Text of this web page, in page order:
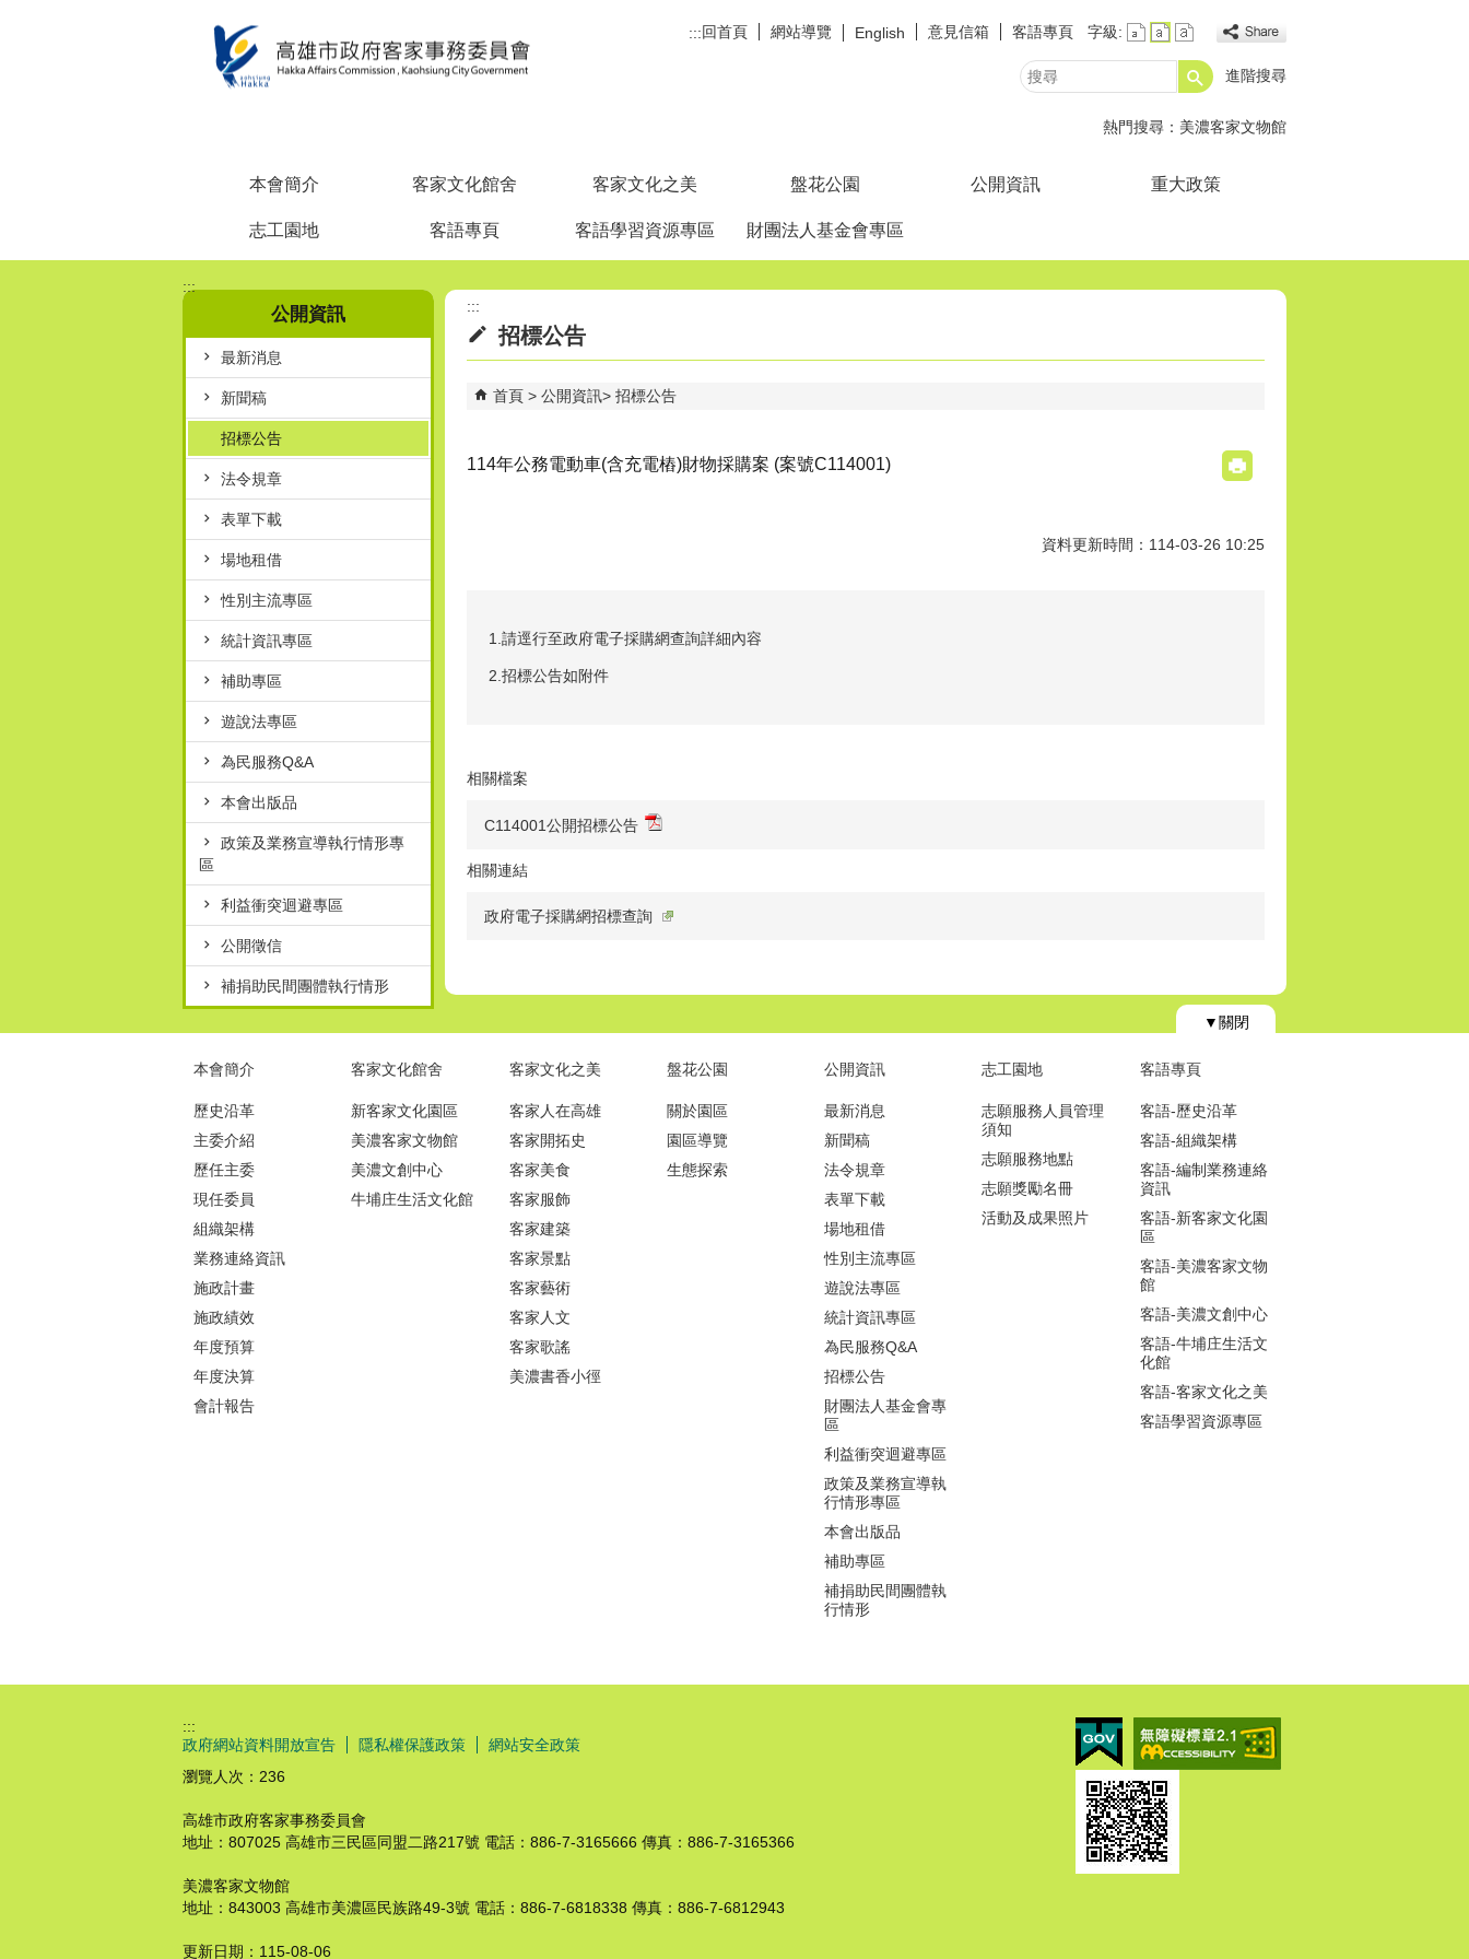
:::回首頁 網站導覽 English 意見信箱 客語專頁 字級:
搜
進階搜尋
熱門搜尋： 美濃客家文物館
本會簡介 客家文化館舍 客家文化之美 盤花公園 公開資訊 重大政策
志工園地 客語專頁 客語學習資源專區 財團法人基金會專區
:::
公開資訊
最新消息
新聞稿
招標公告
法令規章
表單下載
場地租借
性別主流專區
統計資訊專區
補助專區
遊說法專區
為民服務Q&A
本會出版品
政策及業務宣導執行情形專
區
利益衝突迴避專區
公開徵信
補捐助民間團體執行情形
:::
招標公告
首頁 公開資訊 招標公告
114年公務電動車(含充電樁)財物採購案 (案號C114001)
資料更新時間：114-03-26 10:25
1.請逕行至政府電子採購網查詢詳細內容
2.招標公告如附件
相關檔案
C114001公開招標公告
相關連結
政府電子採購網招標查詢
▼關閉
本會簡介
歷史沿革
主委介紹
歷任主委
現任委員
組織架構
業務連絡資訊
施政計畫
施政績效
年度預算
年度決算
會計報告
客家文化館舍
新客家文化園區
美濃客家文物館
美濃文創中心
牛埔庄生活文化館
客家文化之美
客家人在高雄
客家開拓史
客家美食
客家服飾
客家建築
客家景點
客家藝術
客家人文
客家歌謠
美濃書香小徑
盤花公園
關於園區
園區導覽
生態探索
公開資訊
最新消息
新聞稿
法令規章
表單下載
場地租借
性別主流專區
遊說法專區
統計資訊專區
為民服務Q&A
招標公告
財團法人基金會專
區
利益衝突迴避專區
政策及業務宣導執
行情形專區
本會出版品
補助專區
補捐助民間團體執
行情形
志工園地
志願服務人員管理
須知
志願服務地點
志願獎勵名冊
活動及成果照片
客語專頁
客語-歷史沿革
客語-組織架構
客語-編制業務連絡
資訊
客語-新客家文化園
區
客語-美濃客家文物
館
客語-美濃文創中心
客語-牛埔庄生活文
化館
客語-客家文化之美
客語學習資源專區
:::
政府網站資料開放宣告
隱私權保護政策
網站安全政策
瀏覽人次： 236
高雄市政府客家事務委員會
地址：807025 高雄市三民區同盟二路217號 電話：886-7-3165666 傳真：886-7-3165366
美濃客家文物館
地址：843003 高雄市美濃區民族路49-3號 電話：886-7-6818338 傳真：886-7-6812943
更新日期： 115-08-06